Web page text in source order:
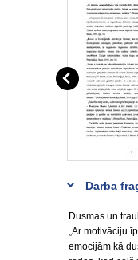
Darba
Dusmas un
„Ar motivāciju
emocijām kā